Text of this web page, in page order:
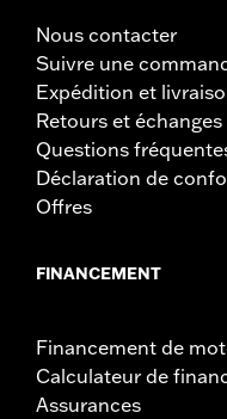
Nous contacter
Suivre une
Expédition et
Retours et échanges
Questions
Déclaration de
Offres
FINANCEMENT
Financement de
Calculateur de
Assurances